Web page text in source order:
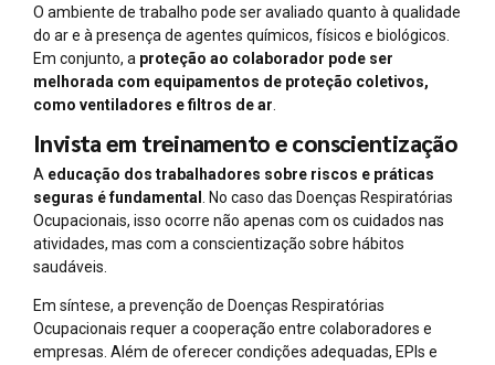
O ambiente de trabalho pode ser avaliado quanto à qualidade
do ar e à presença de agentes químicos, físicos e biológicos.
Em conjunto, a proteção ao colaborador pode ser
melhorada com equipamentos de proteção coletivos,
como ventiladores e filtros de ar
Invista em treinamento e conscientização
A educação dos trabalhadores sobre riscos e práticas
seguras é fundamental
. No caso das Doenças Respiratórias
Ocupacionais, isso ocorre não apenas com os cuidados nas
atividades, mas com a conscientização sobre hábitos
saudáveis.
Em síntese, a prevenção de Doenças Respiratórias
Ocupacionais requer a cooperação entre colaboradores e
empresas. Além de oferecer condições adequadas, EPIs e